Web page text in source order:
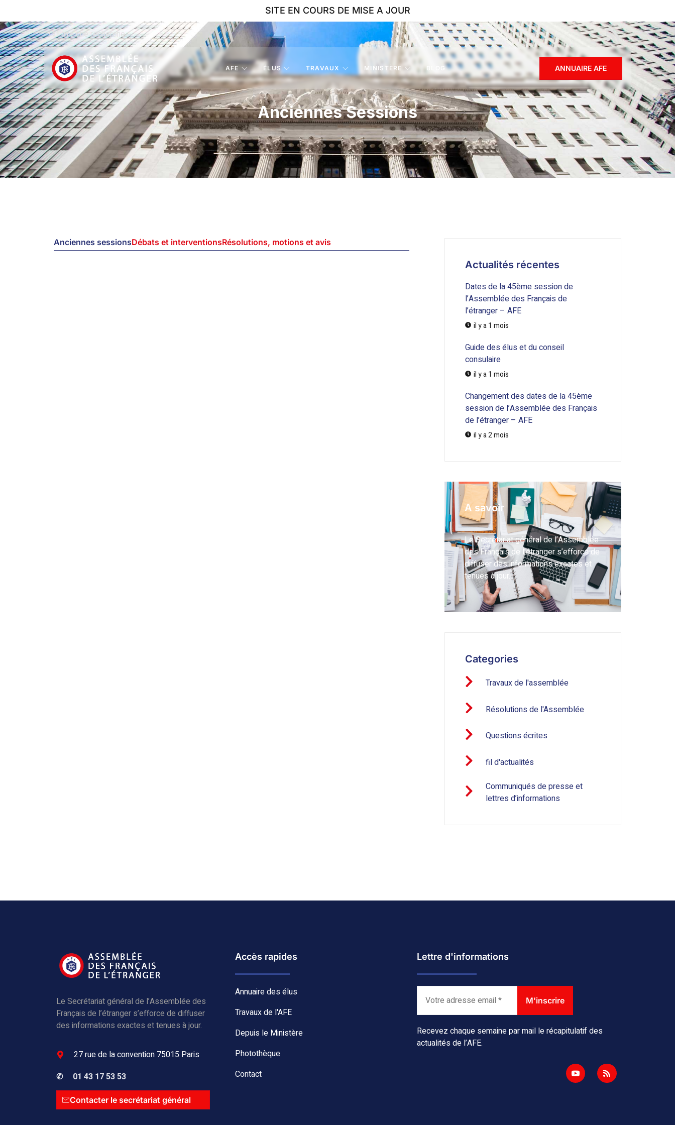
SITE EN COURS DE MISE A JOUR
Faire une recherche
AFE ÉLUS TRAVAUX MINISTÈRE BLOG ANNUAIRE AFE
Anciennes Sessions
Anciennes sessionsDébats et interventionsRésolutions, motions et avis
Actualités récentes
Dates de la 45ème session de
l’Assemblée des Français de
l’étranger – AFE
il y a 1 mois
Guide des élus et du conseil
consulaire
il y a 1 mois
Changement des dates de la 45ème
session de l’Assemblée des Français
de l’étranger – AFE
il y a 2 mois
A savoir
Le Secrétariat général de l’Assemblée
des Français de l’étranger s’efforce de
diffuser des informations exactes et
tenues à jour.
Categories
Travaux de l'assemblée
Résolutions de l'Assemblée
Questions écrites
fil d'actualités
Communiqués de presse et
lettres d’informations
Le Secrétariat général de l’Assemblée des
Français de l’étranger s’efforce de diffuser
des informations exactes et tenues à jour.
27 rue de la convention 75015 Paris
✆01 43 17 53 53
Contacter le secrétariat général
Accès rapides
Annuaire des élus
Travaux de l'AFE
Depuis le Ministère
Photothèque
Contact
Lettre d'informations
Recevez chaque semaine par mail le récapitulatif des
actualités de l’AFE.